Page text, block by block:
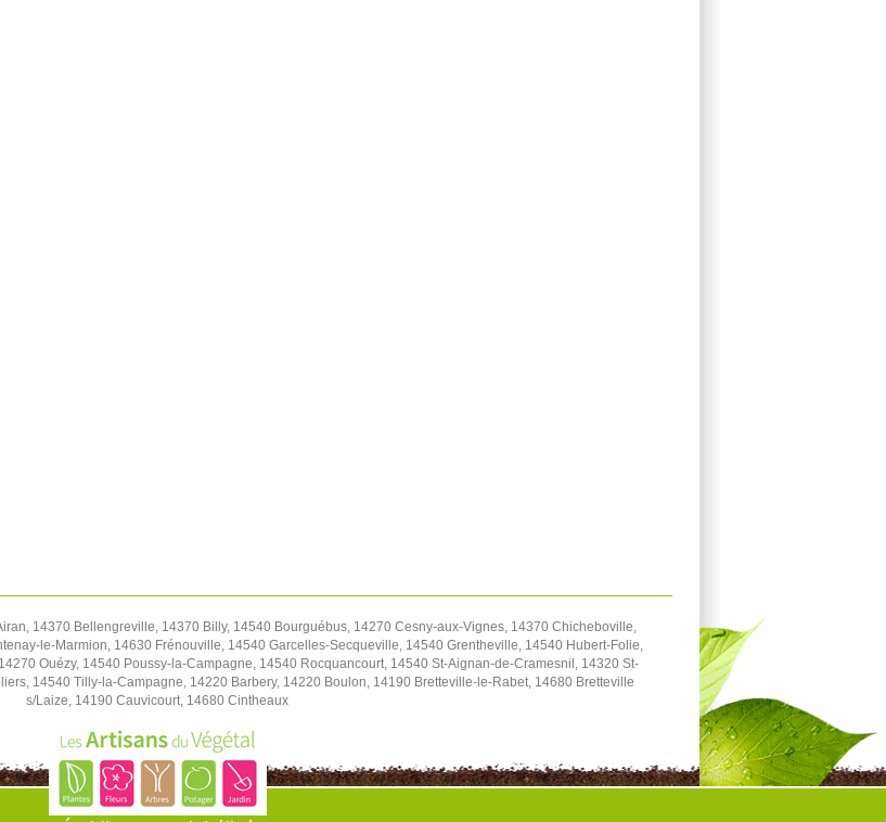
14370 Bellengreville, 14370 Billy, 14540 Bourguébus, 14270 Cesny-aux-Vignes, 14370 Chicheboville,
le-Marmion, 14630 Frénouville, 14540 Garcelles-Secqueville, 14540 Grentheville, 14540 Hubert-Folie,
Ouézy, 14540 Poussy-la-Campagne, 14540 Rocquancourt, 14540 St-Aignan-de-Cramesnil, 14320 St-
14540 Tilly-la-Campagne, 14220 Barbery, 14220 Boulon, 14190 Bretteville-le-Rabet, 14680 Bretteville
s/Laize, 14190 Cauvicourt, 14680 Cintheaux